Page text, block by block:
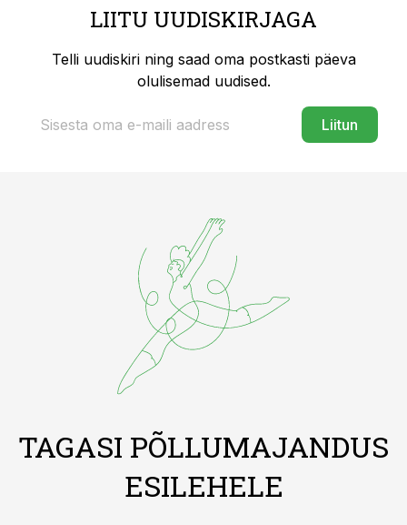
LIITU UUDISKIRJAGA
Telli uudiskiri ning saad oma postkasti päeva
olulisemad uudised.
Liitun
TAGASI PÕLLUMAJANDUS
ESILEHELE